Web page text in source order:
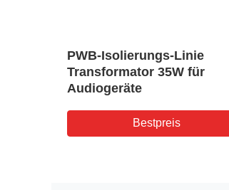
PWB-Isolierungs-Linie
Transformator 35W für
Audiogeräte
Bestpreis